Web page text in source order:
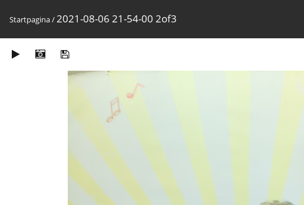
Startpagina/2021-08-06 21-54-00 2of3